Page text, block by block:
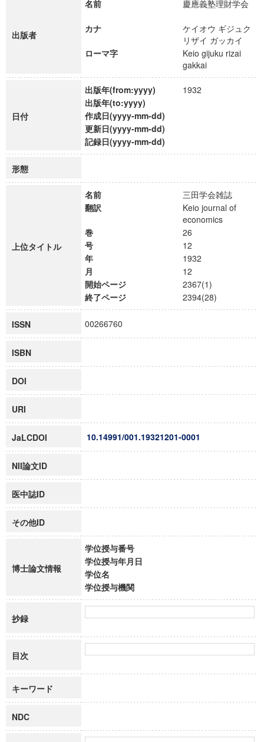
出版者
名前 慶應義塾理財学会
カナ
ケイオウ ギジュク
リザイ ガッカイ
ローマ字
Keio gijuku rizai
gakkai
日付
出版年(from:yyyy)
1932
出版年(to:yyyy)
作成日(yyyy-mm-dd)
更新日(yyyy-mm-dd)
記録日(yyyy-mm-dd)
形態
上位タイトル
名前
三田学会雑誌
翻訳
Keio journal of
economics
巻
26
号
12
年
1932
月
12
開始ページ
2367(1)
終了ページ
2394(28)
ISSN 00266760
ISBN
DOI
URI
JaLCDOI 10.14991/001.19321201-0001
NII論文ID
医中誌ID
その他ID
博士論文情報
学位授与番号
学位授与年月日
学位名
学位授与機関
抄録
目次
キーワード
NDC